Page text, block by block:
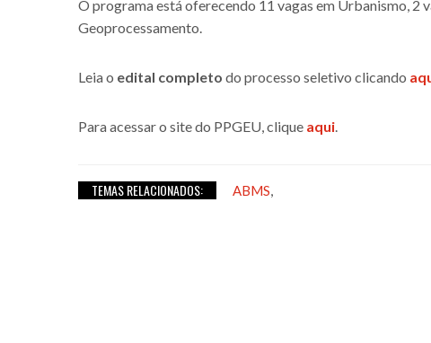
O programa está oferecendo 11 vagas em Urbanismo, 2
Geoprocessamento.
Leia o edital completo do processo seletivo clicando
Para acessar o site do PPGEU, clique aqui.
TEMAS RELACIONADOS: ABMS,